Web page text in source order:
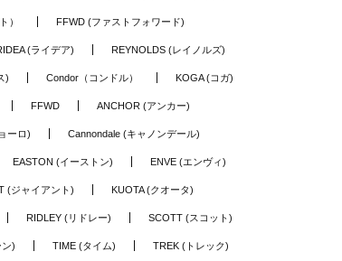
） FFWD (ファストフォワード)
(ライデア) REYNOLDS (レイノルズ)
) Condor（コンドル） KOGA (コガ)
FFWD ANCHOR (アンカー)
ーロ) Cannondale (キャノンデール)
EASTON (イーストン) ENVE (エンヴィ)
(ジャイアント) KUOTA (クオータ)
RIDLEY (リドレー) SCOTT (スコット)
) TIME (タイム) TREK (トレック)